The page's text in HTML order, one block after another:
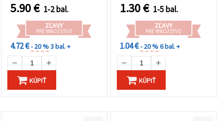
5.90€ 1-2 bal.
ZĽAVY
PRE MNOŽSTVO
4.72 €- 20 %3 bal. +
KÚPIŤ
1.30€ 1-5 bal.
ZĽAVY
PRE MNOŽSTVO
1.04 €- 20 %6 bal. +
KÚPIŤ